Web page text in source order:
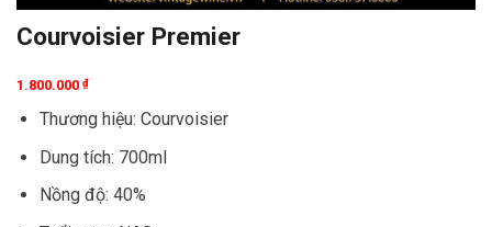
Courvoisier Premier
1.800.000 ₫
Thương hiệu: Courvoisier
Dung tích: 700ml
Nồng độ: 40%